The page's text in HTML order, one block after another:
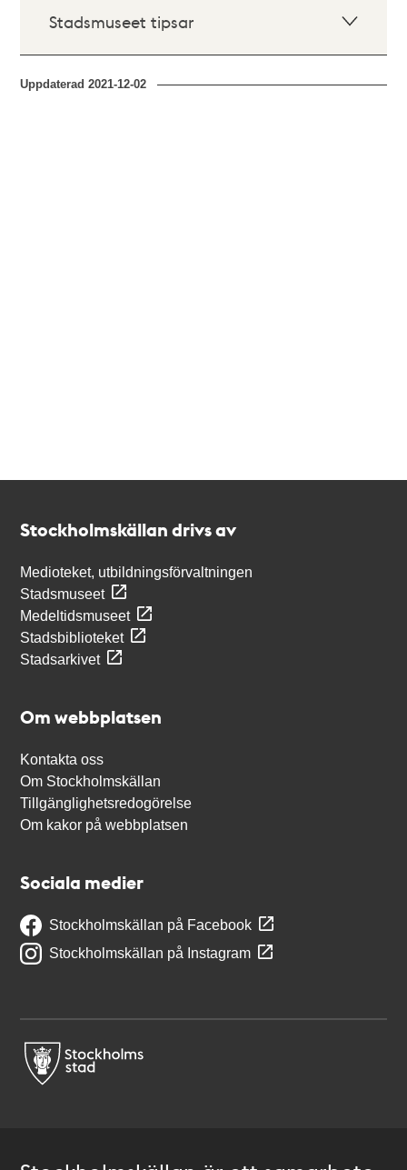
Stadsmuseet tipsar
Uppdaterad2021-12-02
Stockholmskällan drivs av
Medioteket, utbildningsförvaltningen
Stadsmuseet
Medeltidsmuseet
Stadsbiblioteket
Stadsarkivet
Om webbplatsen
Kontakta oss
Om Stockholmskällan
Tillgänglighetsredogörelse
Om kakor på webbplatsen
Sociala medier
Stockholmskällan på Facebook
Stockholmskällan på Instagram